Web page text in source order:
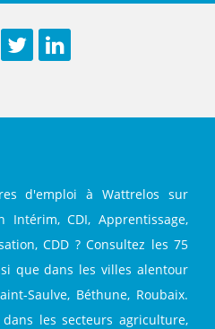
d'emploi à Wattrelos sur
Intérim, CDI, Apprentissage,
CDD ? Consultez les 75
que dans les villes alentour
Saulve, Béthune, Roubaix.
les secteurs agriculture,